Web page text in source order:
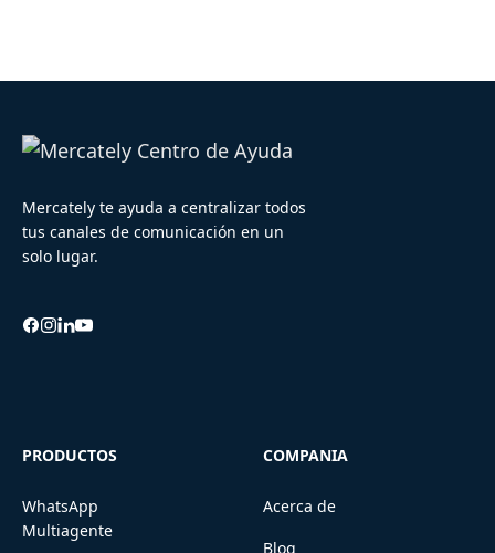
Mercately te ayuda a centralizar todos
tus canales de comunicación en un
solo lugar.
PRODUCTOS
WhatsApp
Multiagente
COMPANIA
Acerca de
Blog